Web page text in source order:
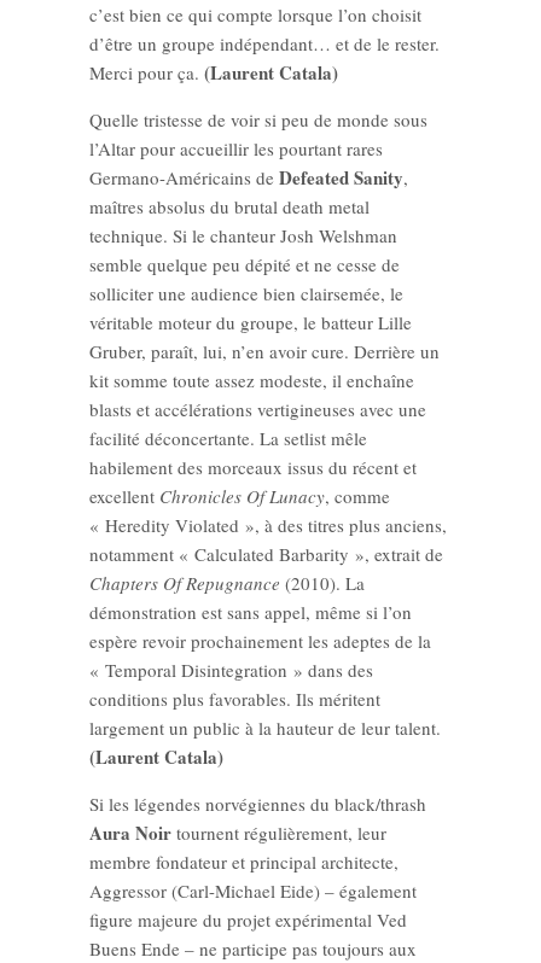
c’est bien ce qui compte lorsque l’on choisit
d’être un groupe indépendant… et de le rester.
Merci pour ça. (Laurent Catala)
Quelle tristesse de voir si peu de monde sous
l’Altar pour accueillir les pourtant rares
Germano-Américains de Defeated Sanity,
maîtres absolus du brutal death metal
technique. Si le chanteur Josh Welshman
semble quelque peu dépité et ne cesse de
solliciter une audience bien clairsemée, le
véritable moteur du groupe, le batteur Lille
Gruber, paraît, lui, n’en avoir cure. Derrière un
kit somme toute assez modeste, il enchaîne
blasts et accélérations vertigineuses avec une
facilité déconcertante. La setlist mêle
habilement des morceaux issus du récent et
excellent Chronicles Of Lunacy, comme
« Heredity Violated », à des titres plus anciens,
notamment « Calculated Barbarity », extrait de
Chapters Of Repugnance (2010). La
démonstration est sans appel, même si l’on
espère revoir prochainement les adeptes de la
« Temporal Disintegration » dans des
conditions plus favorables. Ils méritent
largement un public à la hauteur de leur talent.
(Laurent Catala)
Si les légendes norvégiennes du black/thrash
Aura Noir tournent régulièrement, leur
membre fondateur et principal architecte,
Aggressor (Carl-Michael Eide) – également
figure majeure du projet expérimental Ved
Buens Ende – ne participe pas toujours aux